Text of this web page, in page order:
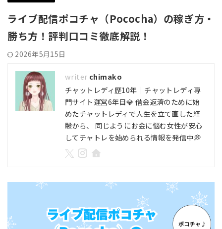
ライブ配信ポコチャ（Pococha）の稼ぎ方・
勝ち方！評判口コミ徹底解説！
2026年5月15日
chimako
チャットレディ歴10年｜チャットレディ専
門サイト運営6年目💎 借金返済のために始
めたチャットレディで人生を立て直した経
験から、 同じようにお金に悩む女性が安心
してチャトレを始められる情報を発信中💭